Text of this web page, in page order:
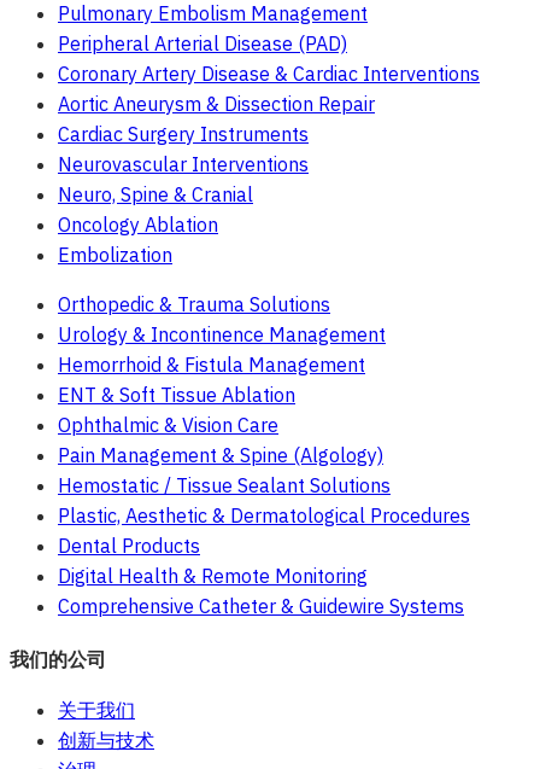
Pulmonary Embolism Management
Peripheral Arterial Disease (PAD)
Coronary Artery Disease & Cardiac Interventions
Aortic Aneurysm & Dissection Repair
Cardiac Surgery Instruments
Neurovascular Interventions
Neuro, Spine & Cranial
Oncology Ablation
Embolization
Orthopedic & Trauma Solutions
Urology & Incontinence Management
Hemorrhoid & Fistula Management
ENT & Soft Tissue Ablation
Ophthalmic & Vision Care
Pain Management & Spine (Algology)
Hemostatic / Tissue Sealant Solutions
Plastic, Aesthetic & Dermatological Procedures
Dental Products
Digital Health & Remote Monitoring
Comprehensive Catheter & Guidewire Systems
我们的公司
关于我们
创新与技术